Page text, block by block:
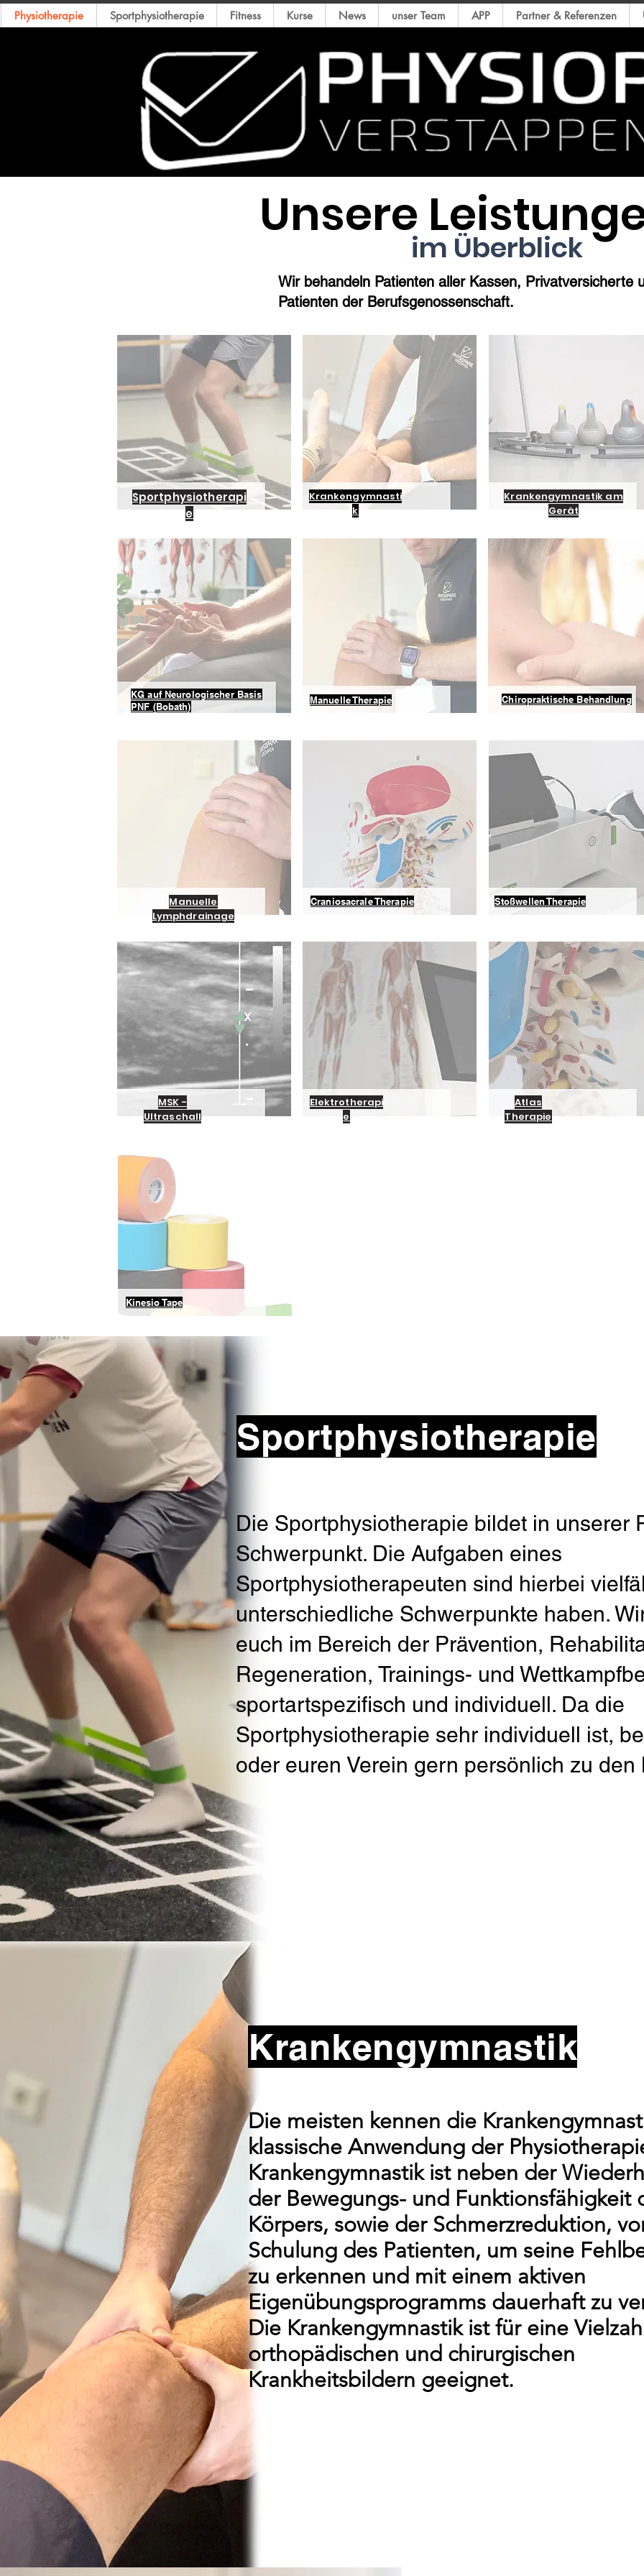
Physiotherapie Sportphysiotherapie Fitness Kurse News unser Team APP Partner & Referenzen
Unsere
im Überblick
Wir behandeln Patienten aller Kassen, Privatversicherte
Patienten der Berufsgenossenschaft.
Sportphysiotherapi
e
Krankengymnasti
k
Krankengymnastik am
Gerät
KG auf Neurologischer Basis
PNF (Bobath)
Manuelle Therapie Chiropraktische Behandlung
Manuelle
Lymphdrainage
Craniosacrale Therapie Stoßwellen Therapie
MSK -
Ultraschall
Elektrotherapi
e
Atlas
Therapie
Kinesio Tape
Sportphysiotherapie
Die Sportphysiotherapie bildet in unserer
Schwerpunkt. Die Aufgaben eines
Sportphysiotherapeuten sind hierbei
unterschiedliche Schwerpunkte haben.
euch im Bereich der Prävention,
Regeneration, Trainings- und
sportartspezifisch und individuell. Da die
Sportphysiotherapie sehr individuell ist,
oder euren Verein gern persönlich zu den
Krankengymnastik
Die meisten kennen die
klassische Anwendung der
Krankengymnastik ist neben der
der Bewegungs- und Funktionsfähigkeit
Körpers, sowie der Schmerzreduktion,
Schulung des Patienten, um seine
zu erkennen und mit einem aktiven
Eigenübungsprogramms dauerhaft zu
Die Krankengymnastik ist für eine
orthopädischen und chirurgischen
Krankheitsbildern geeignet.